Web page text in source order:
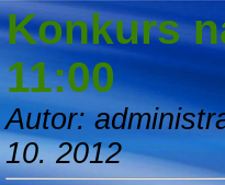
Konkurs
11:00
Autor:
10. 2012